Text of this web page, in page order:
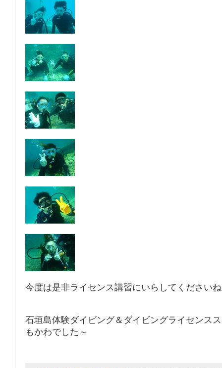
今度は是非ライセンス講習にいらしてください
石垣島体験ダイビング＆ダイビングライセンス
もかわでした～